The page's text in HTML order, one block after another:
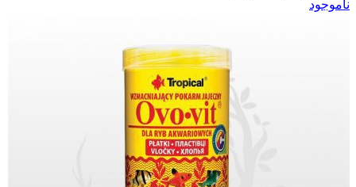
ناموجود